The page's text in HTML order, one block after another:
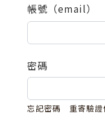
其他活動
帳號（email）
密碼
忘記密碼 重寄驗證